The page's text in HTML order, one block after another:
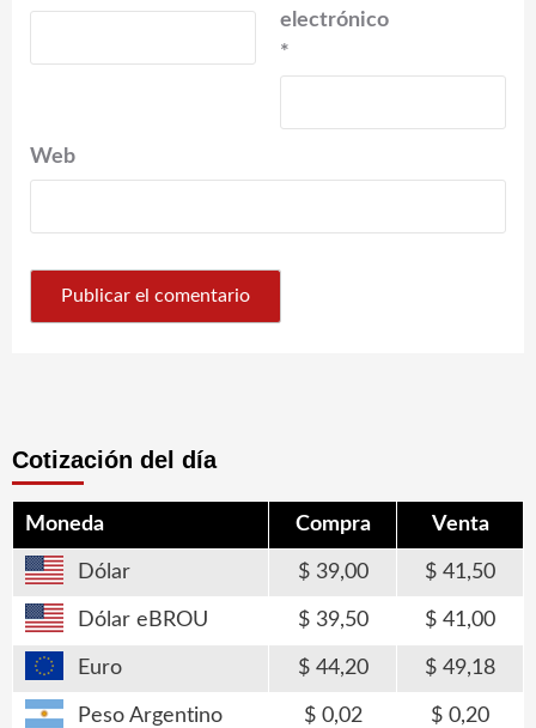
electrónico
*
Web
Cotización del día
Moneda Compra Venta
Dólar 39,00 41,50
Dólar eBROU 39,50 41,00
Euro 44,20 49,18
Peso Argentino 0,02 0,20